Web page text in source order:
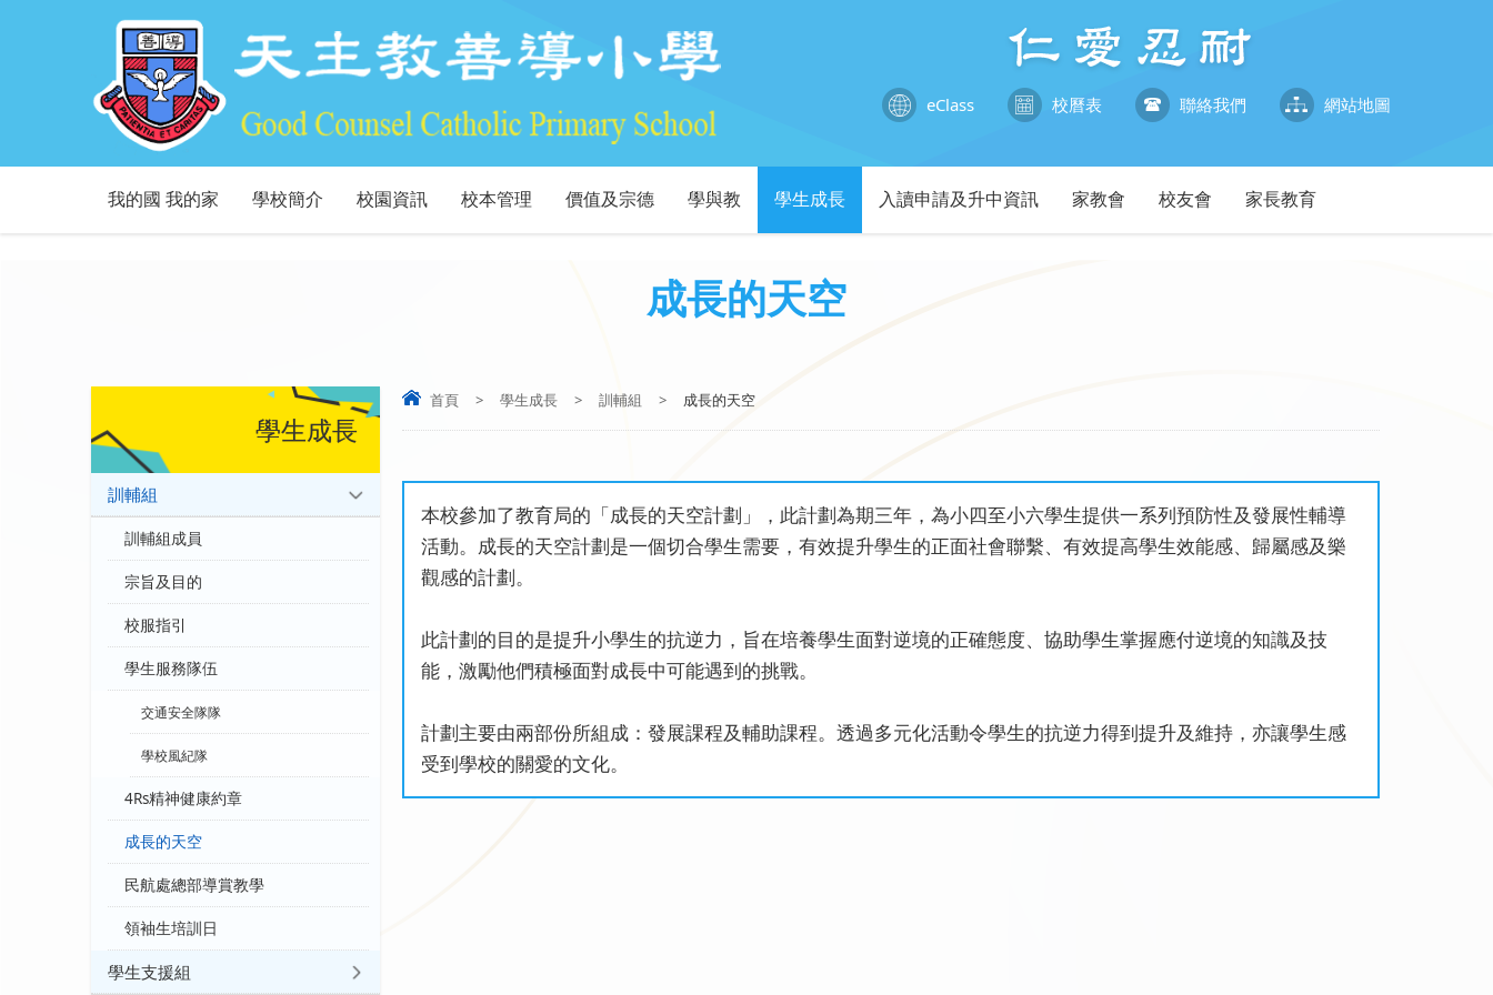
eClass 校曆表 聯絡我們 網站地圖
我的國 我的家 學校簡介 校園資訊 校本管理 價值及宗德 學與教 學生成長 入讀申請及升中資訊 家教會 校友會 家長教育
成長的天空
首頁 > 學生成長 > 訓輔組 > 成長的天空
本校參加了教育局的「成長的天空計劃」，此計劃為期三年，為小四至小六學生提供一系列預防性及發展性輔導
活動。成長的天空計劃是一個切合學生需要，有效提升學生的正面社會聯繫、有效提高學生效能感、歸屬感及樂
觀感的計劃。
此計劃的目的是提升小學生的抗逆力，旨在培養學生面對逆境的正確態度、協助學生掌握應付逆境的知識及技
能，激勵他們積極面對成長中可能遇到的挑戰。
計劃主要由兩部份所組成：發展課程及輔助課程。透過多元化活動令學生的抗逆力得到提升及維持，亦讓學生感
受到學校的關愛的文化。
學生成長
訓輔組
訓輔組成員
宗旨及目的
校服指引
學生服務隊伍
交通安全隊隊
學校風紀隊
4Rs精神健康約章
成長的天空
民航處總部導賞教學
領袖生培訓日
學生支援組